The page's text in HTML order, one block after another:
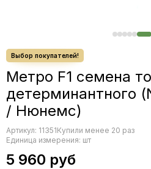
Земляника
Микрозелень - семена для
Фасоль
Фенхель
Метро F1 семена
детерминантного
/ Нюнемс)
Артикул: 11351Купили менее 20 раз
Единица измерения: шт
5 960 руб